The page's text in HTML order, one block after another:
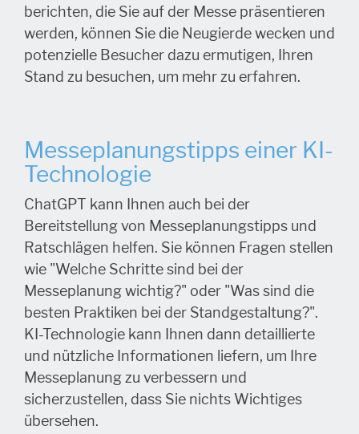
berichten, die Sie auf der Messe präsentieren
werden, können Sie die Neugierde wecken und
potenzielle Besucher dazu ermutigen, Ihren
Stand zu besuchen, um mehr zu erfahren.
Messeplanungstipps einer KI-
Technologie
ChatGPT kann Ihnen auch bei der
Bereitstellung von Messeplanungstipps und
Ratschlägen helfen. Sie können Fragen stellen
wie "Welche Schritte sind bei der
Messeplanung wichtig?" oder "Was sind die
besten Praktiken bei der Standgestaltung?".
KI-Technologie kann Ihnen dann detaillierte
und nützliche Informationen liefern, um Ihre
Messeplanung zu verbessern und
sicherzustellen, dass Sie nichts Wichtiges
übersehen.